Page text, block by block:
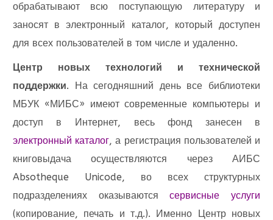
обрабатывают всю поступающую литературу и
заносят в электронный каталог, который доступен
для всех пользователей в том числе и удаленно.
Центр новых технологий и технической
поддержки. На сегодняшний день все библиотеки
МБУК «МИБС» имеют современные компьютеры и
доступ в Интернет, весь фонд занесен в
электронный каталог, а регистрация пользователей и
книговыдача осуществляются через АИБС
Absotheque Unicode, во всех структурных
подразделениях оказываютсясервисные услуги
(копирование, печать и т.д.). Именно Центр новых